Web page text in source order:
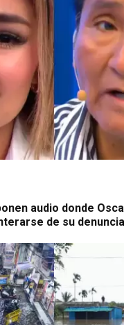
audio donde
de su denuncia